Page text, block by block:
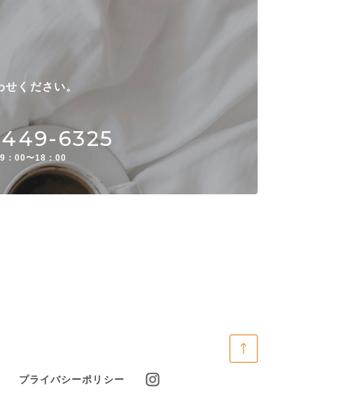
ください。
6325
00〜18：00
プライバシーポリシー